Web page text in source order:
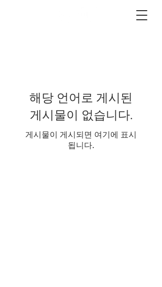
해당 언어로 게시된
게시물이 없습니다.
게시물이 게시되면 여기에 표시
됩니다.